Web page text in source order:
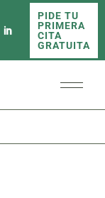
PIDE TU
PRIMERA
CITA
GRATUITA